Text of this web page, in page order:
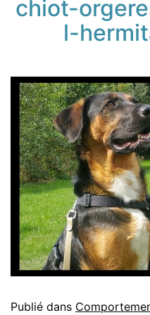
chiot-
l-
Publié dans